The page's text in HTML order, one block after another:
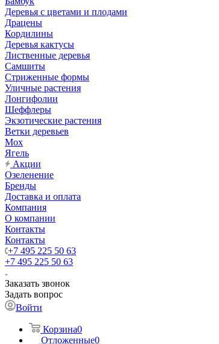
Деревья с цветами и плодами
Драцены
Кордилины
Деревья кактусы
Лиственные деревья
Самшиты
Стриженные формы
Уличные растения
Лонгифолии
Шеффлеры
Экзотические растения
Ветки деревьев
Мох
Ягель
Акции
Озеленение
Бренды
Доставка и оплата
Компания
О компании
Контакты
Контакты
+7 495 225 50 63
+7 495 225 50 63
Заказать звонок
Задать вопрос
Войти
Корзина0
Отложенные0